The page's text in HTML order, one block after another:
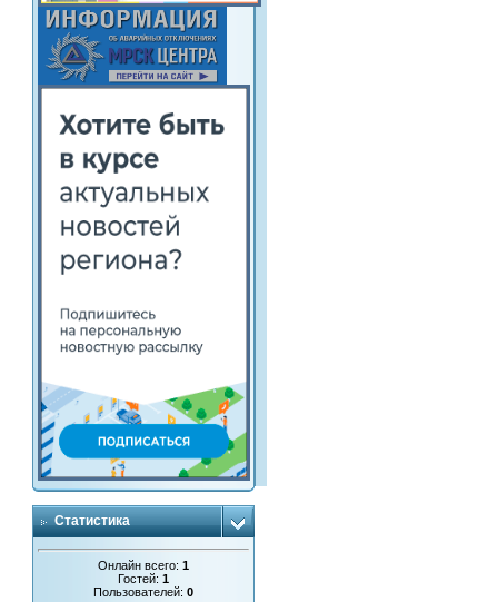
Статистика
Онлайн всего:1
Гостей:1
Пользователей:0